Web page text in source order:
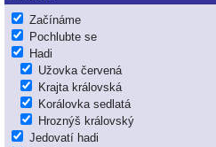
Začínáme
Pochlubte se
Hadi
Užovka červená
Krajta královská
Korálovka sedlatá
Hroznýš královský
Jedovatí hadi